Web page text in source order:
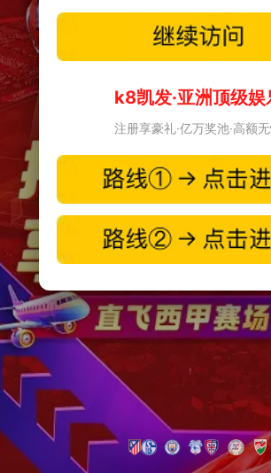
k8凯发·亚洲顶级娱
注册享豪礼·亿万奖池·高额